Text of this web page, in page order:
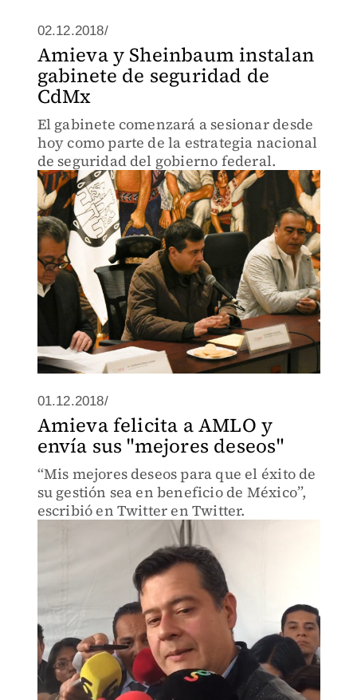
02.12.2018/
Amieva y Sheinbaum instalan
gabinete de seguridad de
CdMx
El gabinete comenzará a sesionar desde
hoy como parte de la estrategia nacional
de seguridad del gobierno federal.
01.12.2018/
Amieva felicita a AMLO y
envía sus "mejores deseos"
“Mis mejores deseos para que el éxito de
su gestión sea en beneficio de México”,
escribió en Twitter en Twitter.